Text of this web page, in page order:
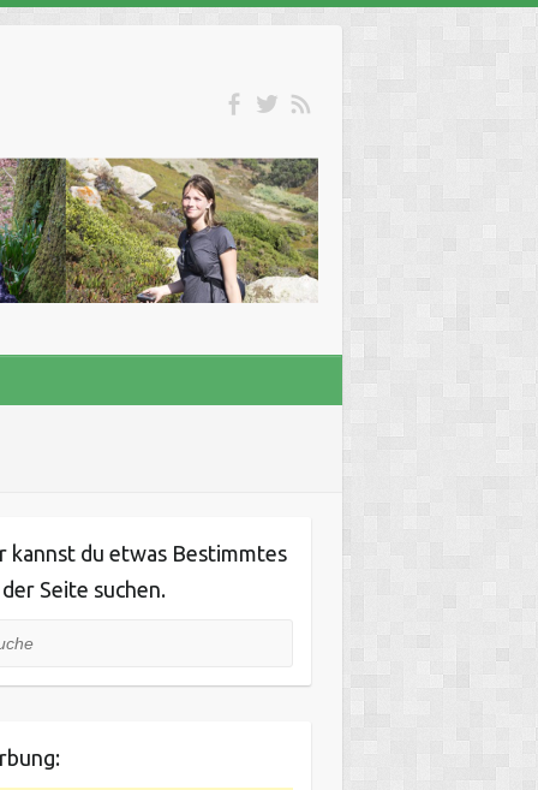
kannst du etwas Bestimmtes
Seite suchen.